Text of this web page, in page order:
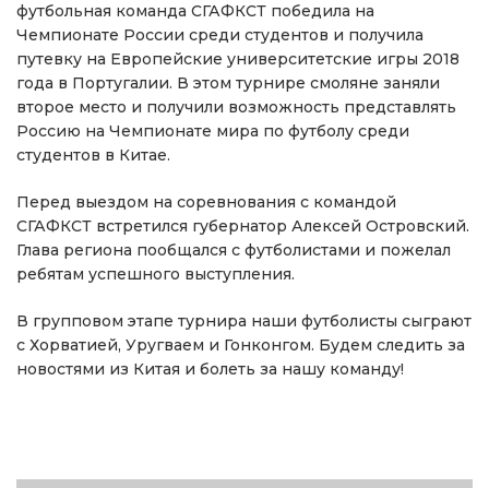
футбольная команда СГАФКСТ победила на
Чемпионате России среди студентов и получила
путевку на Европейские университетские игры 2018
года в Португалии. В этом турнире смоляне заняли
второе место и получили возможность представлять
Россию на Чемпионате мира по футболу среди
студентов в Китае.
Перед выездом на соревнования с командой
СГАФКСТ встретился губернатор Алексей Островский.
Глава региона пообщался с футболистами и пожелал
ребятам успешного выступления.
В групповом этапе турнира наши футболисты сыграют
с Хорватией, Уругваем и Гонконгом. Будем следить за
новостями из Китая и болеть за нашу команду!